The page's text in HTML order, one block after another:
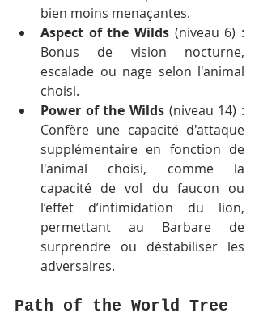
bien moins menaçantes.
Aspect of the Wilds (niveau 6) :
Bonus de vision nocturne,
escalade ou nage selon l'animal
choisi.
Power of the Wilds (niveau 14) :
Confère une capacité d'attaque
supplémentaire en fonction de
l'animal choisi, comme la
capacité de vol du faucon ou
l’effet d’intimidation du lion,
permettant au Barbare de
surprendre ou déstabiliser les
adversaires.
Path of the World Tree